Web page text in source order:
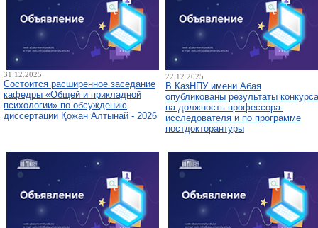
31.12.2025
Состоится расширенное заседание
кафедры «Общей и прикладной
психологии» по обсуждению
диссертации Қожан Алтынай - 2026
22.12.2025
В КазНПУ имени Абая
опубликованы результаты конкурса
на должность профессора-
исследователя и по программе
постдокторантуры